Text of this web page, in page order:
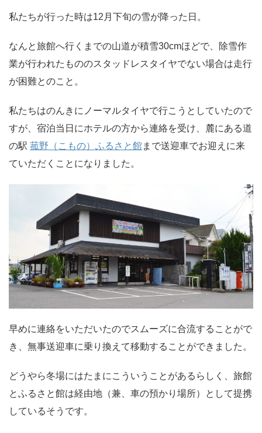
私たちが行った時は12月下旬の雪が降った日。
なんと旅館へ行くまでの山道が積雪30cmほどで、除雪作
業が行われたもののスタッドレスタイヤでない場合は走行
が困難とのこと。
私たちはのんきにノーマルタイヤで行こうとしていたので
すが、宿泊当日にホテルの方から連絡を受け、麓にある道
の駅 菰野（こもの）ふるさと館まで送迎車でお迎えに来
ていただくことになりました。
早めに連絡をいただいたのでスムーズに合流することがで
き、無事送迎車に乗り換えて移動することができました。
どうやら冬場にはたまにこういうことがあるらしく、旅館
とふるさと館は経由地（兼、車の預かり場所）として提携
しているそうです。